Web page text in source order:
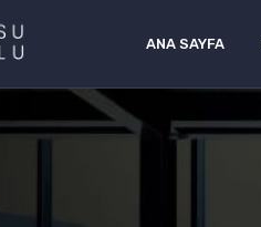
ANA SAYFA